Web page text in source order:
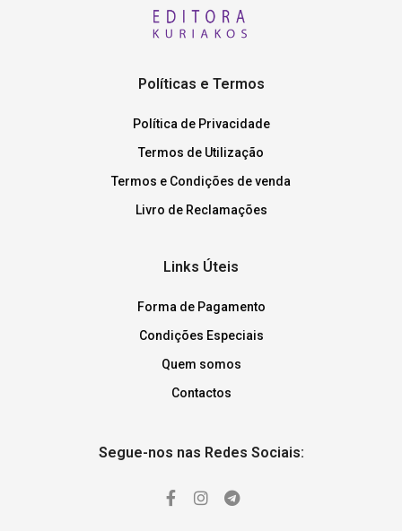
Políticas e Termos
Política de Privacidade
Termos de Utilização
Termos e Condições de venda
Livro de Reclamações
Links Úteis
Forma de Pagamento
Condições Especiais
Quem somos
Contactos
Segue-nos nas Redes Sociais: